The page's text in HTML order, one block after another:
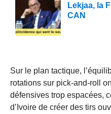
Lekjaa, la
CAN
Sur le plan tactique,
rotations sur pick-and-roll
défensives trop espacées,
d’Ivoire de créer des tirs